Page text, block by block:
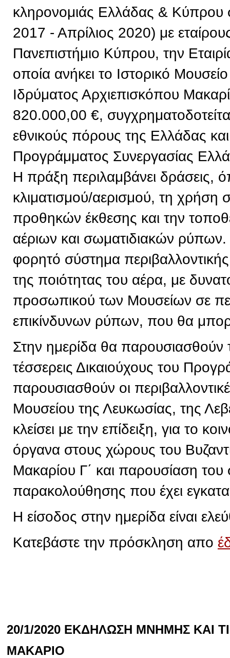
κληρονομιάς Ελλάδας & Κύπρου
2017 - Απρίλιος 2020) με
Πανεπιστήμιο Κύπρου, την
οποία ανήκει το Ιστορικό
Ιδρύματος Αρχιεπισκόπου
820.000,00 €,
εθνικούς πόρους της Ελλάδας
Προγράμματος Συνεργασίας
Η πράξη περιλαμβάνει δράσεις,
κλιματισμού/αερισμού, τη χρήση
προθηκών έκθεσης και την
αέριων και σωματιδιακών
φορητό σύστημα
της ποιότητας του αέρα, με
προσωπικού των Μουσείων σε
επικίνδυνων ρύπων, που θα
Στην ημερίδα θα
τέσσερεις Δικαιούχους του
παρουσιασθούν οι
Μουσείου της Λευκωσίας, της
κλείσει με την επίδειξη, για το
όργανα στους χώρους του
Μακαρίου Γ΄ και παρουσίαση του
παρακολούθησης που έχει
Η είσοδος στην ημερίδα είναι
Κατεβάστε την πρόσκληση απο
20/1/2020 ΕΚΔΗΛΩΣΗ ΜΝΗΜΗΣ ΚΑΙ
ΜΑΚΑΡΙΟ